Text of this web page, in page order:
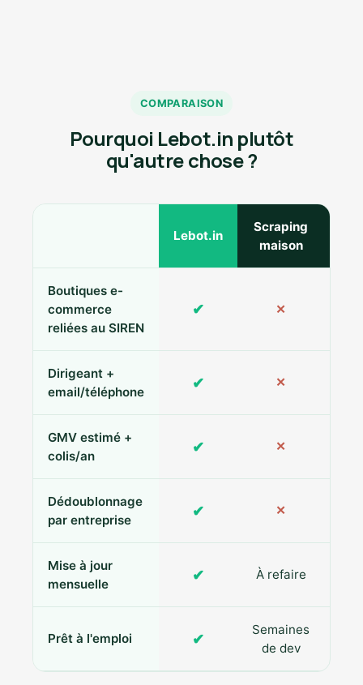
COMPARAISON
Pourquoi Lebot.in plutôt
qu'autre chose ?
Lebot.in
Scraping
maison
Boutiques e-
commerce
reliées au SIREN
✔ ✕
Dirigeant +
email/téléphone
✔ ✕
GMV estimé +
colis/an
✔ ✕
Dédoublonnage
par entreprise
✔ ✕
Mise à jour
mensuelle
✔ À refaire
Prêt à l'emploi ✔
Semaines
de dev